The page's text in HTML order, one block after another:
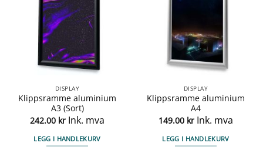
DISPLAY
Klippsramme aluminium
A3 (Sort)
242.00 kr Ink. mva
LEGG I HANDLEKURV
DISPLAY
Klippsramme aluminium
A4
149.00 kr Ink. mva
LEGG I HANDLEKURV